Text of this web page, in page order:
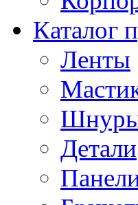
Каталог
Ленты
Детали